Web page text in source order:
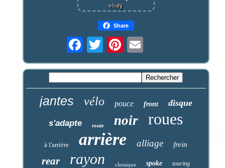
Share
jantes vélo pouce front disque
s'adapte route noir roues
à l'arrière arrière alliage frein
rear rayon classique spoke touring